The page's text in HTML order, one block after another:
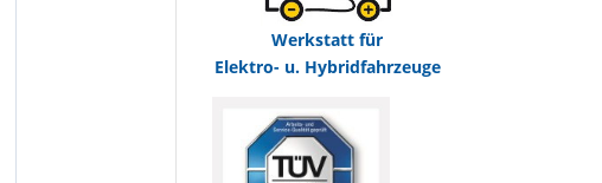
Werkstatt für
Elektro- u. Hybridfahrzeuge